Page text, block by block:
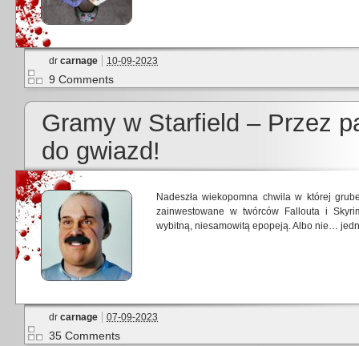
dr carnage 10-09-2023
9 Comments
Gramy w Starfield – Przez
do gwiazd!
Nadeszła wiekopomna chwila w której
zainwestowane w twórców Fallouta i
wybitną, niesamowitą epopeją. Albo nie…
dr carnage 07-09-2023
35 Comments